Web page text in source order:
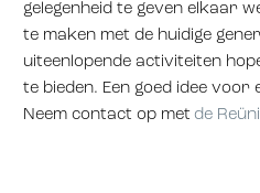
gelegenheid te geven elkaar
te maken met de huidige
uiteenlopende activiteiten
te bieden. Een goed idee voor
Neem contact op met de